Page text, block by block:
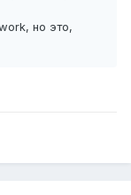
но это,